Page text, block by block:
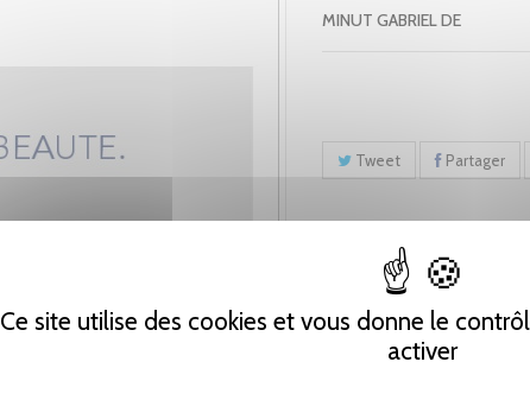
Ce site utilise des cookies et vous donne le
activer
MINUT GABRIEL DE
Tweet Partager